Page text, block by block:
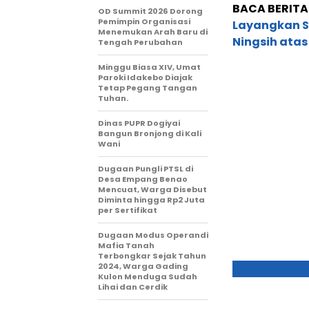
BACA
Layangkan
Ningsih
OD Summit 2026 Dorong
Pemimpin Organisasi
Menemukan Arah Baru di
Tengah Perubahan
Minggu Biasa XIV, Umat
Paroki Idakebo Diajak
Tetap Pegang Tangan
Tuhan.
Dinas PUPR Dogiyai
Bangun Bronjong di Kali
Wani
Dugaan Pungli PTSL di
Desa Empang Benao
Mencuat, Warga Disebut
Diminta hingga Rp2 Juta
per Sertifikat
Dugaan Modus Operandi
Mafia Tanah
Terbongkar Sejak Tahun
2024, Warga Gading
Kulon Menduga Sudah
Lihai dan Cerdik